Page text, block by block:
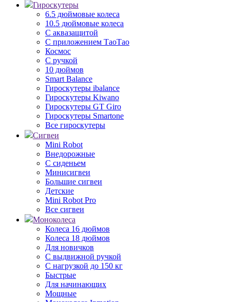
Гироскутеры
6.5 дюймовые колеса
10.5 дюймовые колеса
С аквазащитой
С приложением ТаоТао
Космос
С ручкой
10 дюймов
Smart Balance
Гироскутеры ibalance
Гироскутеры Kiwano
Гироскутеры GT Giro
Гироскутеры Smartone
Все гироскутеры
Сигвеи
Mini Robot
Внедорожные
С сиденьем
Минисигвеи
Большие сигвеи
Детские
Mini Robot Pro
Все сигвеи
Моноколеса
Колеса 16 дюймов
Колеса 18 дюймов
Для новичков
С выдвижной ручкой
С нагрузкой до 150 кг
Быстрые
Для начинающих
Мощные